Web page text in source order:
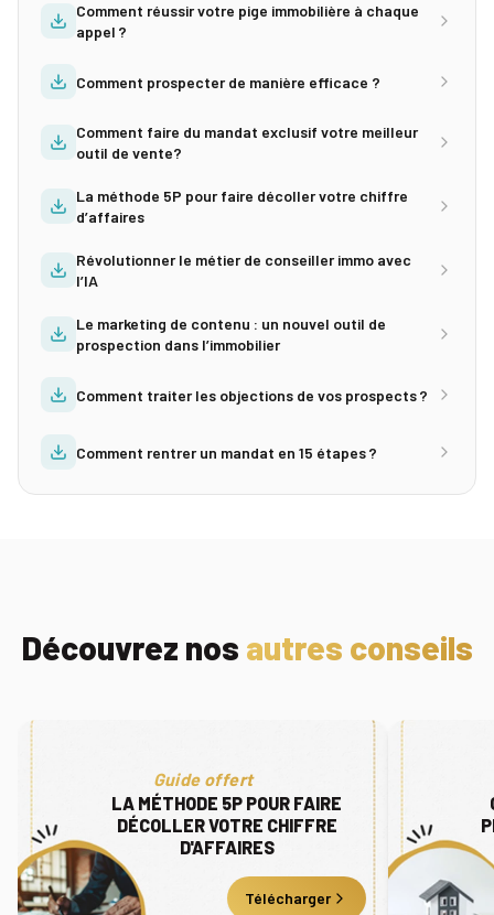
Comment réussir votre pige immobilière à chaque
appel ?
Comment prospecter de manière efficace ?
Comment faire du mandat exclusif votre meilleur
outil de vente?
La méthode 5P pour faire décoller votre chiffre
d’affaires
Révolutionner le métier de conseiller immo avec
l’IA
Le marketing de contenu : un nouvel outil de
prospection dans l’immobilier
Comment traiter les objections de vos prospects ?
Comment rentrer un mandat en 15 étapes ?
Découvrez nos autres conseils
Guide offert
LA MÉTHODE 5P POUR FAIRE
DÉCOLLER VOTRE CHIFFRE
D'AFFAIRES
Télécharger